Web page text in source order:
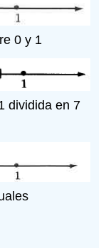
0 y 1
dividida en 7